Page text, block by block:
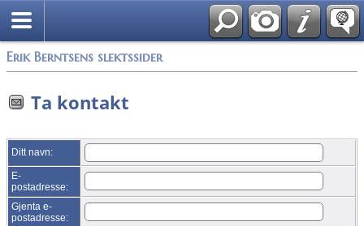
Erik Berntsens slektssider
Ta kontakt
Ditt navn:
E-
postadresse:
Gjenta e-
postadresse: